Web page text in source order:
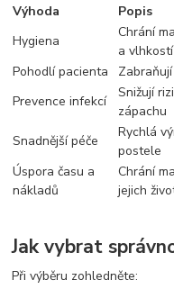
Výhoda
Popis
Hygiena
Chrání
a vlhkostí
Pohodlí pacienta
Prevence infekcí
Snižují
zápachu
Snadnější péče
Rychlá
postele
Úspora času a
nákladů
Chrání
jejich
Jak vybrat
Při výběru zohledněte: